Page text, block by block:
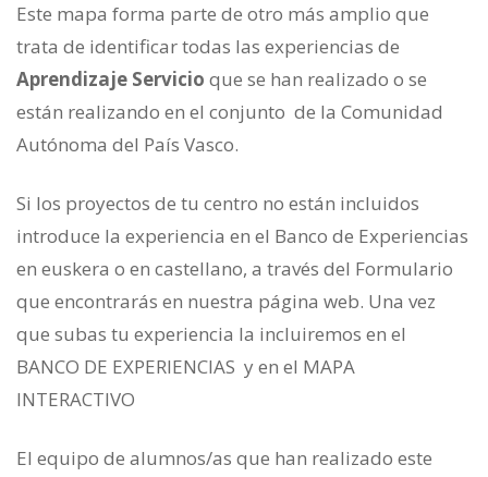
Este mapa forma parte de otro más amplio que
trata de identificar todas las experiencias de
Aprendizaje Servicio que se han realizado o se
están realizando en el conjunto de la Comunidad
Autónoma del País Vasco.
Si los proyectos de tu centro no están incluidos
introduce la experiencia en el Banco de Experiencias
en euskera o en castellano, a través del Formulario
que encontrarás en nuestra página web. Una vez
que subas tu experiencia la incluiremos en el
BANCO DE EXPERIENCIAS y en el MAPA
INTERACTIVO
El equipo de alumnos/as que han realizado este